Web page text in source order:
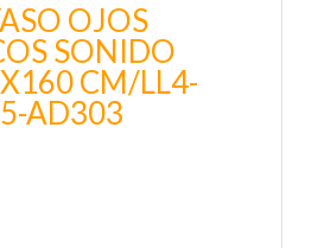
OJOS
SONIDO
CM/LL4-
AD303